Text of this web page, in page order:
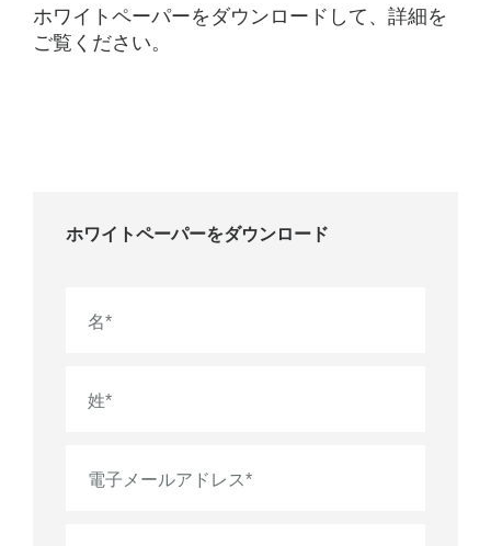
ホワイトペーパーをダウンロードして、詳細を
ご覧ください。
ホワイトペーパーをダウンロード
名*
姓*
電子メールアドレス*